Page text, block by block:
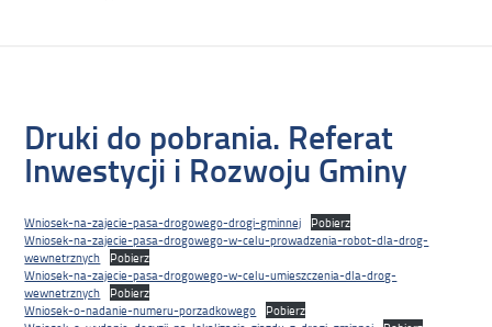
Druki do pobrania. Referat
Inwestycji i Rozwoju Gminy
Wniosek-na-zajecie-pasa-drogowego-drogi-gminnej
Pobierz
Wniosek-na-zajecie-pasa-drogowego-w-celu-prowadzenia-robot-dla-drog-
wewnetrznych
Pobierz
Wniosek-na-zajecie-pasa-drogowego-w-celu-umieszczenia-dla-drog-
wewnetrznych
Pobierz
Wniosek-o-nadanie-numeru-porzadkowego
Pobierz